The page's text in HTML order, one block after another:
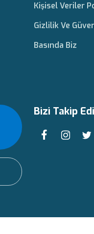
Kişisel Veriler
Gizlilik Ve
Basında Biz
Bizi Takip